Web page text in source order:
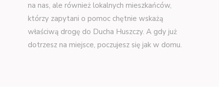
na nas, ale również lokalnych mieszkańców,
którzy zapytani o pomoc chętnie wskażą
właściwą drogę do Ducha Huszczy. A gdy już
dotrzesz na miejsce, poczujesz się jak w domu.